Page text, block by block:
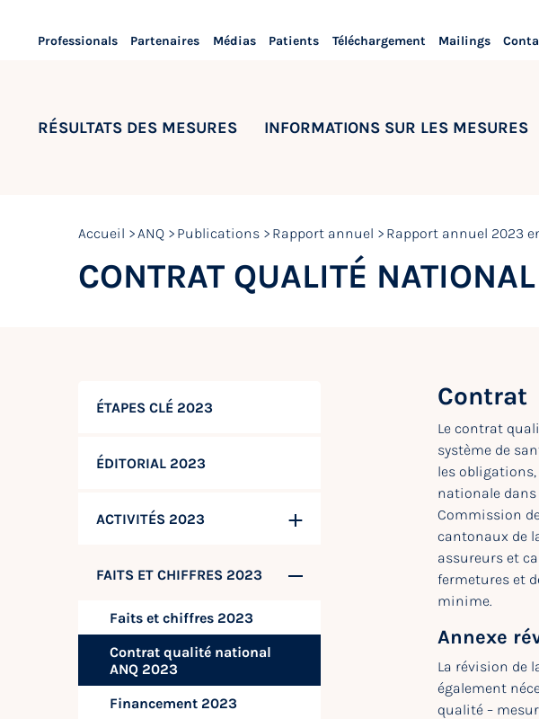
Professionals Partenaires Médias Patients Téléchargement Mailings
RÉSULTATS DES MESURES INFORMATIONS SUR LES MESURES
Accueil ANQ Publications Rapport annuel Rapport annuel 2023
CONTRAT QUALITÉ
ÉTAPES CLÉ 2023
ÉDITORIAL 2023
ACTIVITÉS 2023
FAITS ET CHIFFRES 2023
Faits et chiffres 2023
Contrat qualité national
ANQ 2023
Financement 2023
Contrat
Le contrat
système de
les
nationale dans
Commission
cantonaux de
assureurs et
fermetures et
minime.
Annexe
La révision de
également
qualité –